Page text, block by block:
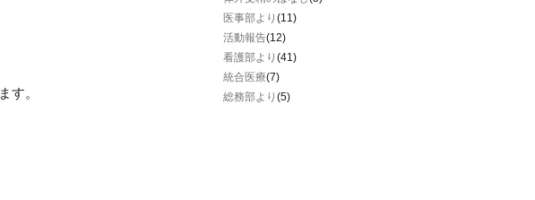
医事部より (11)
活動報告(12)
看護部より (41)
統合医療(7)
総務部より (5)
す。